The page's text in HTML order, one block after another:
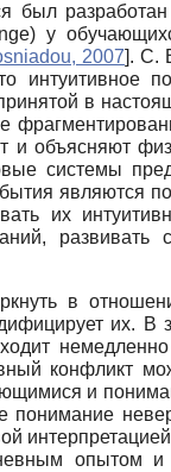
был
у
2007]. С.
в
и объясняют
системы
являются
их
в
их. В
конфликт
и
понимание
опытом